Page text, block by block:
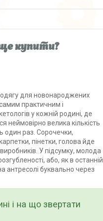
купити?
для новонароджених
практичним і
у кожній родині, де
велика кількість
один раз. Сорочечки,
пінетки, голова йде
У підсумку, молода
або, як в останній
антресолі буквально через
і на що звертати